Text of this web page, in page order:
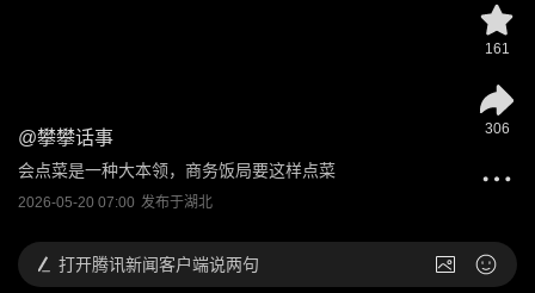
@攀攀话事
会点菜是一种大本领，商务饭局要这样点菜
2026-05-20 07:00 发布于湖北
161
306
打开腾讯新闻客户端说两句